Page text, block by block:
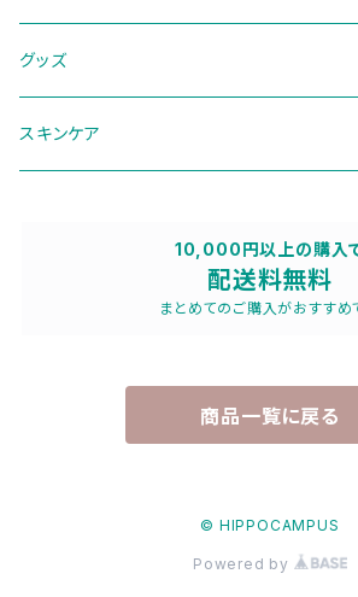
季節のブレンド
グッズ
ディフューザー
スキンケア
10,000円以上の購入
配送料無料
まとめてのご購入がおすすめ
商品一覧に戻る
© HIPPOCAMPUS
Powered by